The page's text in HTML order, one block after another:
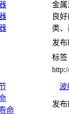
命
金
良
类
发布
标签
波
发布